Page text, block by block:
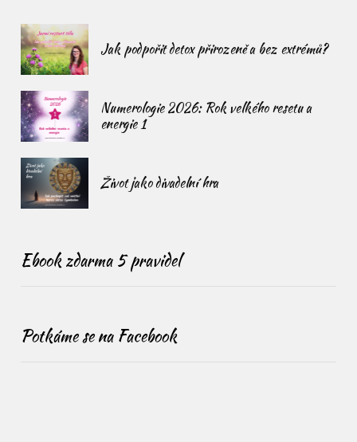
Jak podpořit detox přirozeně a bez extrémů?
Numerologie 2026: Rok velkého resetu a
energie 1
Život jako divadelní hra
Ebook zdarma 5 pravidel
Potkáme se na Facebook